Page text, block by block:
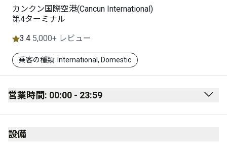
カンクン国際空港(Cancun International)
第4ターミナル
3.4 5,000+ レビュー
乗客の種類: International, Domestic
営業時間: 00:00 - 23:59
Monday 00:00 - 23:59
Tuesday
設備